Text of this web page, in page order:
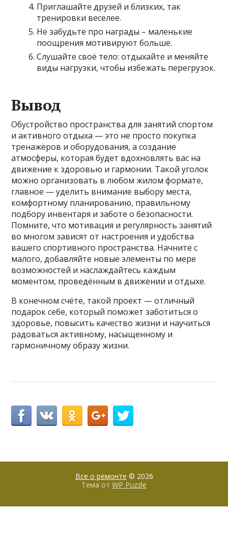
Приглашайте друзей и близких, так
тренировки веселее.
Не забудьте про награды – маленькие
поощрения мотивируют больше.
Слушайте своё тело: отдыхайте и меняйте
виды нагрузки, чтобы избежать перегрузок.
Вывод
Обустройство пространства для занятий спортом
и активного отдыха — это не просто покупка
тренажёров и оборудования, а создание
атмосферы, которая будет вдохновлять вас на
движение к здоровью и гармонии. Такой уголок
можно организовать в любом жилом формате,
главное — уделить внимание выбору места,
комфортному планированию, правильному
подбору инвентаря и заботе о безопасности.
Помните, что мотивация и регулярность занятий
во многом зависят от настроения и удобства
вашего спортивного пространства. Начните с
малого, добавляйте новые элементы по мере
возможностей и наслаждайтесь каждым
моментом, проведённым в движении и отдыхе.
В конечном счёте, такой проект — отличный
подарок себе, который поможет заботиться о
здоровье, повысить качество жизни и научиться
радоваться активному, насыщенному и
гармоничному образу жизни.
Все о ремонте © 2026
Тема от WP Puzzle